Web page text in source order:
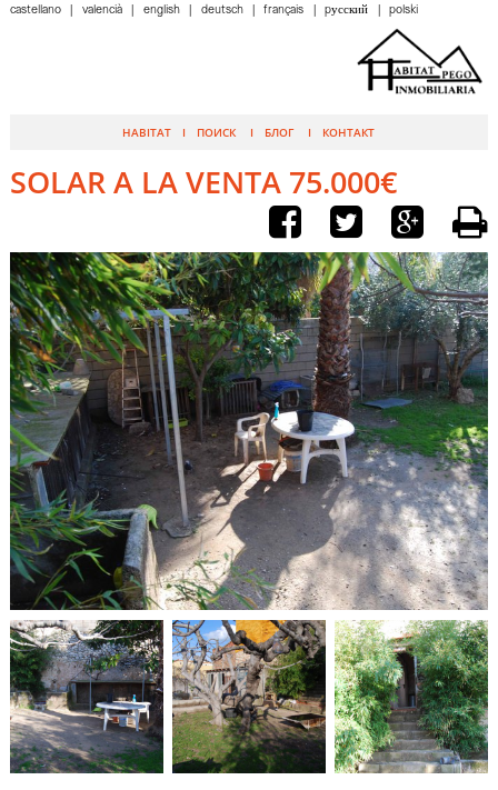
HABITAT ПОИСК БЛОГ КОНТАКТ
castellano valencià english deutsch français pусский polski
SOLAR A LA VENTA 75.000€